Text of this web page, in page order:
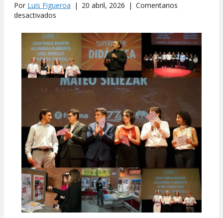
Por Luis Figueroa | 20 abril, 2026 | Comentarios
desactivados
en
UFM
Design
Week
2026